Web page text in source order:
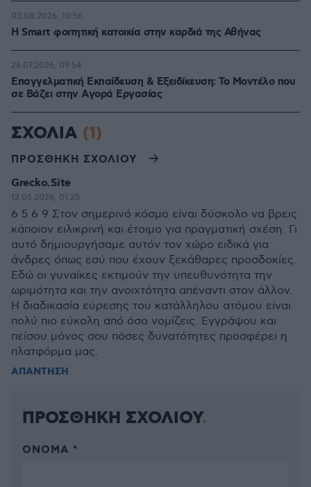
Η Smart φοιτητική κατοικία στην καρδιά της Αθήνας
03.08.2026, 10:56
Επαγγελματική Εκπαίδευση & Εξειδίκευση: Το Mοντέλο που
σε Bάζει στην Aγορά Eργασίας
26.07.2026, 09:54
ΣΧΟΛΙΑ (1)
ΠΡΟΣΘΗΚΗ ΣΧΟΛΙΟΥ
Grecko.Site
12.05.2026, 01:25
6 5 6 9 Στον σημερινό κόσμο είναι δύσκολο να βρεις
κάποιον ειλικρινή και έτοιμο για πραγματική σχέση. Γι
αυτό δημιουργήσαμε αυτόν τον χώρο ειδικά για
άνδρες όπως εσύ που έχουν ξεκάθαρες προσδοκίες.
Εδώ οι γυναίκες εκτιμούν την υπευθυνότητα την
ωριμότητα και την ανοιχτότητα απέναντι στον άλλον.
Η διαδικασία εύρεσης του κατάλληλου ατόμου είναι
πολύ πιο εύκολη από όσο νομίζεις. Εγγράψου και
πείσου μόνος σου πόσες δυνατότητες προσφέρει η
πλατφόρμα μας.
ΑΠΑΝΤΗΣΗ
ΠΡΟΣΘΗΚΗ ΣΧΟΛΙΟΥ
ΌΝΟΜΑ *